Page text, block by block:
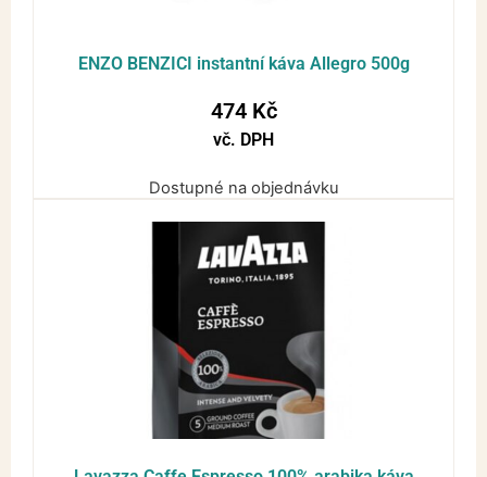
ENZO BENZICI instantní káva Allegro 500g
474 Kč
vč. DPH
Dostupné na objednávku